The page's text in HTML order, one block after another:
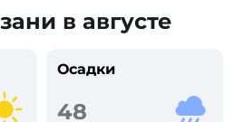
в августе
Осадки
48